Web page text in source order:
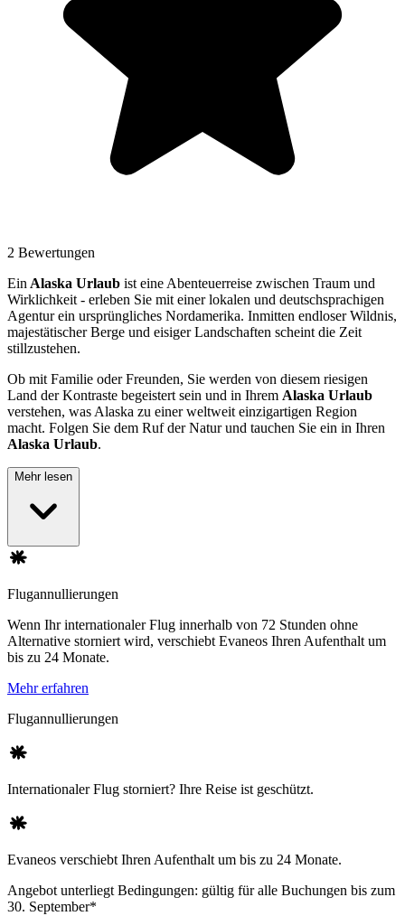
2 Bewertungen
Ein Alaska Urlaub ist eine Abenteuerreise zwischen Traum und
Wirklichkeit - erleben Sie mit einer lokalen und deutschsprachigen
Agentur ein ursprüngliches Nordamerika. Inmitten endloser Wildnis,
majestätischer Berge und eisiger Landschaften scheint die Zeit
stillzustehen.
Ob mit Familie oder Freunden, Sie werden von diesem riesigen
Land der Kontraste begeistert sein und in Ihrem Alaska Urlaub
verstehen, was Alaska zu einer weltweit einzigartigen Region
macht. Folgen Sie dem Ruf der Natur und tauchen Sie ein in Ihren
Alaska Urlaub.
Mehr lesen
Flugannullierungen
Wenn Ihr internationaler Flug innerhalb von 72 Stunden ohne
Alternative storniert wird, verschiebt Evaneos Ihren Aufenthalt um
bis zu 24 Monate.
Mehr erfahren
Flugannullierungen
Internationaler Flug storniert? Ihre Reise ist geschützt.
Evaneos verschiebt Ihren Aufenthalt um bis zu 24 Monate.
Angebot unterliegt Bedingungen: gültig für alle Buchungen bis zum
30. September*